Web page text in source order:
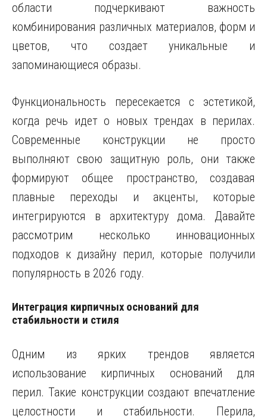
области подчеркивают важность
комбинирования различных материалов, форм и
цветов, что создает уникальные и
запоминающиеся образы.
Функциональность пересекается с эстетикой,
когда речь идет о новых трендах в перилах.
Современные конструкции не просто
выполняют свою защитную роль, они также
формируют общее пространство, создавая
плавные переходы и акценты, которые
интегрируются в архитектуру дома. Давайте
рассмотрим несколько инновационных
подходов к дизайну перил, которые получили
популярность в 2026 году.
Интеграция кирпичных оснований для
стабильности и стиля
Одним из ярких трендов является
использование кирпичных оснований для
перил. Такие конструкции создают впечатление
целостности и стабильности. Перила,